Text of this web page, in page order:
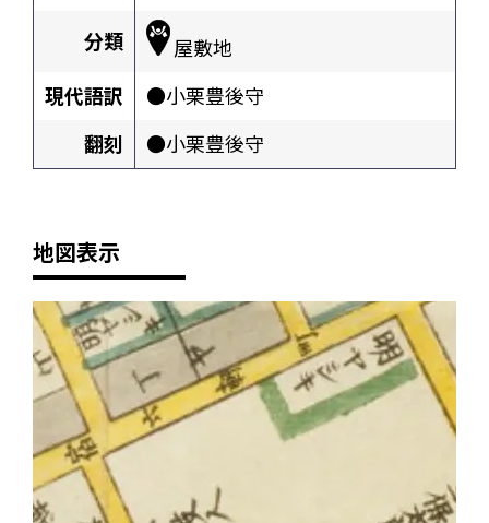
分類
屋敷地
現代語訳
●小栗豊後守
翻刻
●小栗豊後守
地図表示
+
-